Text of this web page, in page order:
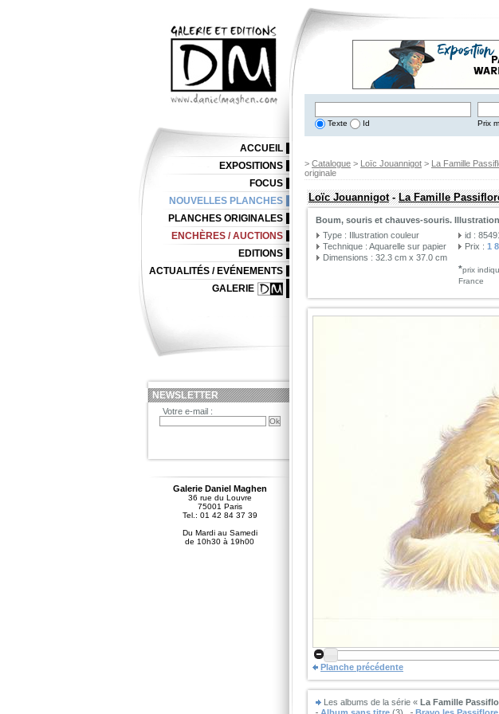
Texte Id Prix
> Catalogue > Loïc Jouannigot > La Famille
originale
Loïc Jouannigot-La Famille
Boum, souris et chauves-souris.
Type : Illustration couleur
Technique : Aquarelle sur papier
Dimensions : 32.3 cm x 37.0 cm
id :
Prix :1
*prix
France
Planche précédente
Les albums de la série « La Famille
ACCUEIL
EXPOSITIONS
FOCUS
NOUVELLES PLANCHES
PLANCHES ORIGINALES
ENCHÈRES / AUCTIONS
EDITIONS
ACTUALITÉS / EVÉNEMENTS
GALERIE
NEWSLETTER
Votre e-mail :
Galerie Daniel Maghen
36 rue du Louvre
75001 Paris
Tel.: 01 42 84 37 39
Du Mardi au Samedi
de 10h30 à 19h00